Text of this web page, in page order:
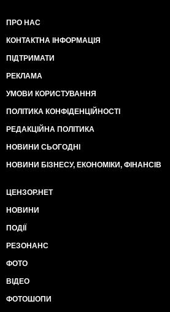
ПРО НАС
КОНТАКТНА ІНФОРМАЦІЯ
ПІДТРИМАТИ
РЕКЛАМА
УМОВИ КОРИСТУВАННЯ
ПОЛІТИКА КОНФІДЕНЦІЙНОСТІ
РЕДАКЦІЙНА ПОЛІТИКА
НОВИНИ СЬОГОДНІ
НОВИНИ БІЗНЕСУ, ЕКОНОМІКИ, ФІНАНСІВ
ЦЕНЗОР.НЕТ
НОВИНИ
ПОДІЇ
РЕЗОНАНС
ФОТО
ВІДЕО
ФОТОШОПИ